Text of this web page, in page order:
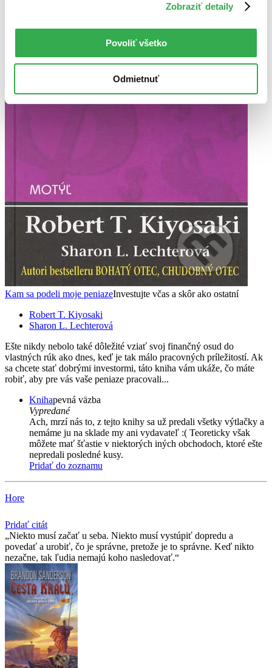
Zobraziť detaily
Povoliť všetko
Odmietnuť
Kam sa podeli moje peniazeInvestujte včas a skôr ako ostatní
Robert T. Kiyosaki
Sharon L. Lechterová
Ešte nikdy nebolo také dôležité vziať svoj finančný osud do
vlastných rúk ako dnes, keď je tak málo pracovných príležitostí. Ak
sa chcete stať dobrými investormi, táto kniha vám ukáže, čo máte
robiť, aby pre vás vaše peniaze pracovali...
Knihapevná väzba
Vypredané
Ach, mrzí nás to, z tejto knihy sa už predali všetky výtlačky a
nemáme ju na sklade my ani vydavateľ :( Teoreticky však
môžete mať šťastie v niektorých iných obchodoch, ktoré ešte
nepredali posledné kusy.
Pridať do zoznamu
Hore
Pridať citát
Niekto musí začať u seba. Niekto musí vystúpiť dopredu a
povedať a urobiť, čo je správne, pretože je to správne. Keď nikto
nezačne, tak ľudia nemajú koho nasledovať.